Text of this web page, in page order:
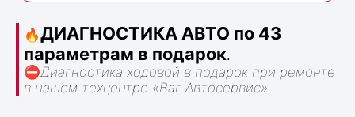
🔥ДИАГНОСТИКА АВТО по 43
параметрам в подарок.
⛔Диагностика ходовой в подарок при ремонте
в нашем техцентре «Ваг Автосервис».